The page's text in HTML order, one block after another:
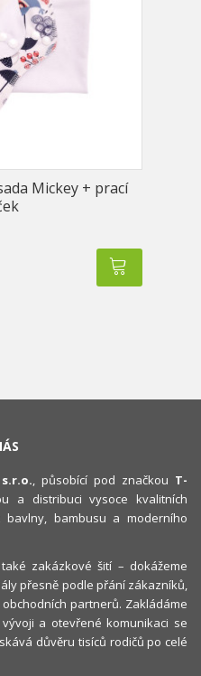
Mickey + prací
, působící pod značkou T-
a distribuci vysoce kvalitních
bambusu a moderního
zakázkové šití – dokážeme
přesně podle přání zákazníků,
partnerů. Zakládáme
a otevřené komunikaci se
důvěru tisíců rodičů po celé